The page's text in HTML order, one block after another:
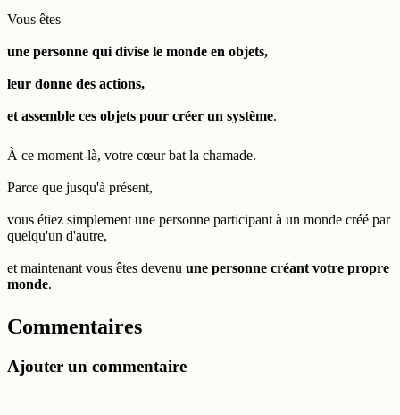
Vous êtes
une personne qui divise le monde en objets,
leur donne des actions,
et assemble ces objets pour créer un système.
À ce moment-là, votre cœur bat la chamade.
Parce que jusqu'à présent,
vous étiez simplement une personne participant à un monde créé par
quelqu'un d'autre,
et maintenant vous êtes devenu une personne créant votre propre
monde.
Commentaires
Ajouter un commentaire